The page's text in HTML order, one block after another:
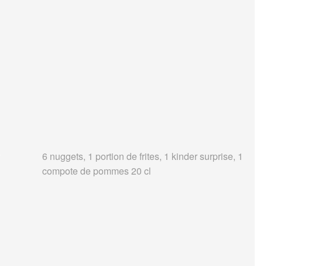
6 nuggets, 1 portion de frites, 1 kinder surprise, 1
compote de pommes 20 cl